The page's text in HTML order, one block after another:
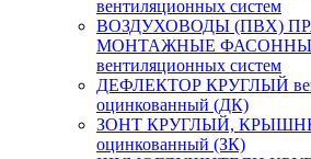
вентиляционных систем
ВОЗДУХОВОДЫ (ПВХ)
МОНТАЖНЫЕ
вентиляционных систем
ДЕФЛЕКТОР КРУГЛЫЙ
оцинкованный (ДК)
ЗОНТ КРУГЛЫЙ,
оцинкованный (ЗК)